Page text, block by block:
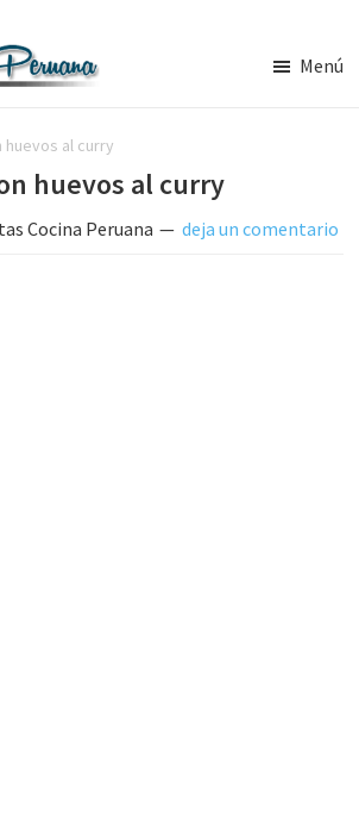
Menú
huevos al curry
huevos al curry
Cocina Peruana deja un comentario